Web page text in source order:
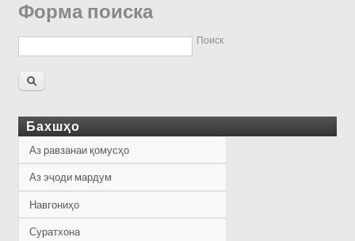
Форма поиска
Поиск
Бахшҳо
Аз равзанаи қомусҳо
Аз эҷоди мардум
Навгониҳо
Суратхона